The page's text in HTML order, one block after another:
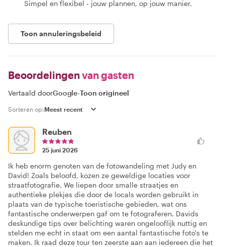
Simpel en flexibel - jouw plannen, op jouw manier.
Toon annuleringsbeleid
Beoordelingen van gasten
Vertaald doorGoogle-Toon origineel
Sorteren op:
Reuben
25 juni 2026
Ik heb enorm genoten van de fotowandeling met Judy en
David! Zoals beloofd, kozen ze geweldige locaties voor
straatfotografie. We liepen door smalle straatjes en
authentieke plekjes die door de locals worden gebruikt in
plaats van de typische toeristische gebieden, wat ons
fantastische onderwerpen gaf om te fotograferen. Davids
deskundige tips over belichting waren ongelooflijk nuttig en
stelden me echt in staat om een aantal fantastische foto's te
maken. Ik raad deze tour ten zeerste aan aan iedereen die het